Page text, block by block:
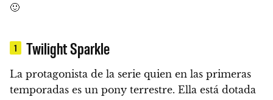
🙂
1 Twilight Sparkle
La protagonista de la serie quien en las primeras
temporadas es un pony terrestre. Ella está dotada